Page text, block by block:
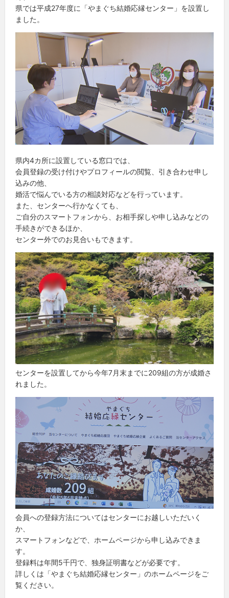
県では平成27年度に「やまぐち結婚応縁センター」を設置し
ました。
県内4カ所に設置している窓口では、
会員登録の受け付けやプロフィールの閲覧、引き合わせ申し
込みの他、
婚活で悩んでいる方の相談対応などを行っています。
また、センターへ行かなくても、
ご自分のスマートフォンから、お相手探しや申し込みなどの
手続きができるほか、
センター外でのお見合いもできます。
センターを設置してから今年7月末までに209組の方が成婚さ
れました。
会員への登録方法についてはセンターにお越しいただいく
か、
スマートフォンなどで、ホームページから申し込みできま
す。
登録料は年間5千円で、独身証明書などが必要です。
詳しくは「やまぐち結婚応縁センター」のホームページをご
覧ください。